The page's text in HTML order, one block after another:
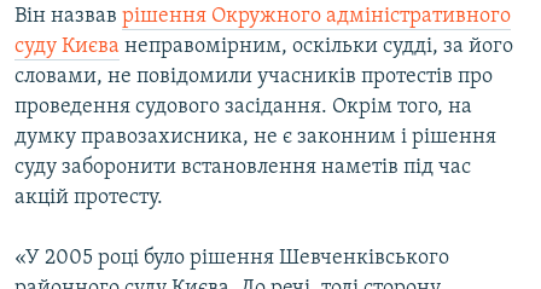
ВІДЕОУРОКИ «ELIFBE»
СВІДЧЕННЯ ОКУПАЦІЇ
УКРАЇНСЬКА ПРОБЛЕМА КРИМУ
ІНФОГРАФІКА
Qırımtatar
ДОЛУЧАЙСЯ!
Усі сайти RFE/RL
Він назвав рішення Окружного адміністративного
суду Києва неправомірним, оскільки судді, за його
словами, не повідомили учасників протестів про
проведення судового засідання. Окрім того, на
думку правозахисника, не є законним і рішення
суду заборонити встановлення наметів під час
акцій протесту.
«У 2005 році було рішення Шевченківського